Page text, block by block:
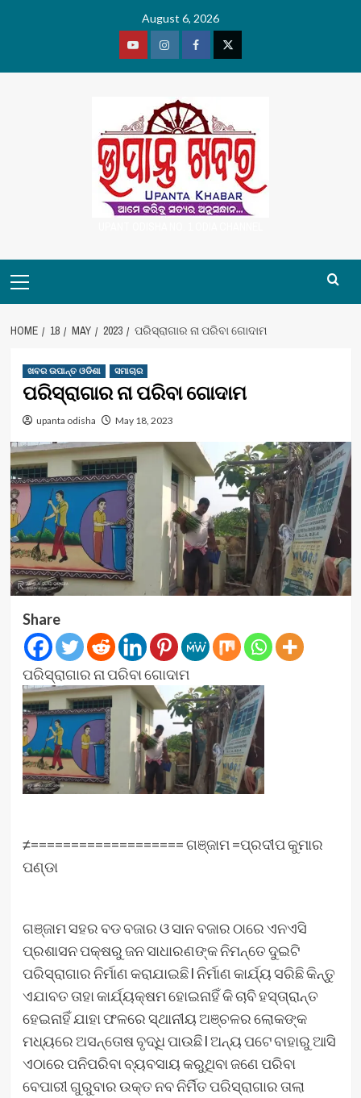
August 6, 2026
YoutubeVimeoFacebookTwitter
Menu
HOME 18 MAY 2023 ପରିସ୍ରାଗାର ନା ପରିବା ଗୋଦାମ
ଖବର ଉପାନ୍ତ ଓଡିଶା ସମାଚାର
ପରିସ୍ରାଗାର ନା ପରିବା ଗୋଦାମ
upanta odisha May 18, 2023
Share
ପରିସ୍ରାଗାର ନା ପରିବା ଗୋଦାମ
≠=================== ଗଞ୍ଜାମ =ପ୍ରଦୀପ କୁମାର
ପଣ୍ଡା
ଗଞ୍ଜାମ ସହର ବଡ ବଜାର ଓ ସାନ ବଜାର ଠାରେ ଏନଏସି
ପ୍ରଶାସନ ପକ୍ଷରୁ ଜନ ସାଧାରଣଙ୍କ ନିମନ୍ତେ ଦୁଇଟି
ପରିସ୍ରାଗାର ନିର୍ମାଣ କରାଯାଇଛି l ନିର୍ମାଣ କାର୍ଯ୍ୟ ସରିଛି କିନ୍ତୁ
ଏଯାବତ ତାହା କାର୍ଯ୍ୟକ୍ଷମ ହୋଇନାହିଁ କି ଚାବି ହସ୍ତା୍ରାନ୍ତ
ହେଇନାହିଁ ଯାହା ଫଳରେ ସ୍ଥାନୀୟ ଅଞ୍ଚଳର ଲୋକଙ୍କ
ମଧ୍ୟରେ ଅସନ୍ତୋଷ ବୃଦ୍ଧି ପାଉଛି l ଅନ୍ୟ ପଟେ ବାହାରୁ ଆସି
ଏଠାରେ ପନିପରିବା ବ୍ୟବସାୟ କରୁଥିବା ଜଣେ ପରିବା
ବେପାରୀ ଗୁରୁବାର ଉକ୍ତ ନବ ନିର୍ମିତ ପରିସ୍ରାଗାର ତାଲା